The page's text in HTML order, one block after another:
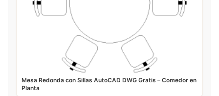
Mesa Redonda con Sillas AutoCAD DWG Gratis – Comedor en
Planta